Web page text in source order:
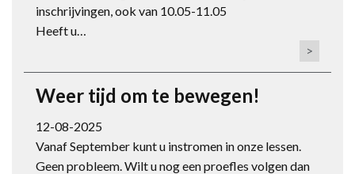
inschrijvingen, ook van 10.05-11.05
Heeft u…
>
Weer tijd om te bewegen!
12-08-2025
Vanaf September kunt u instromen in onze lessen.
Geen probleem. Wilt u nog een proefles volgen dan